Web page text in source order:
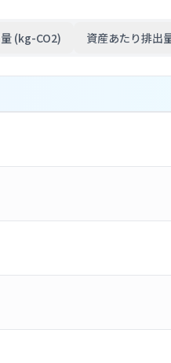
(kg-CO2) 資産あたり排出